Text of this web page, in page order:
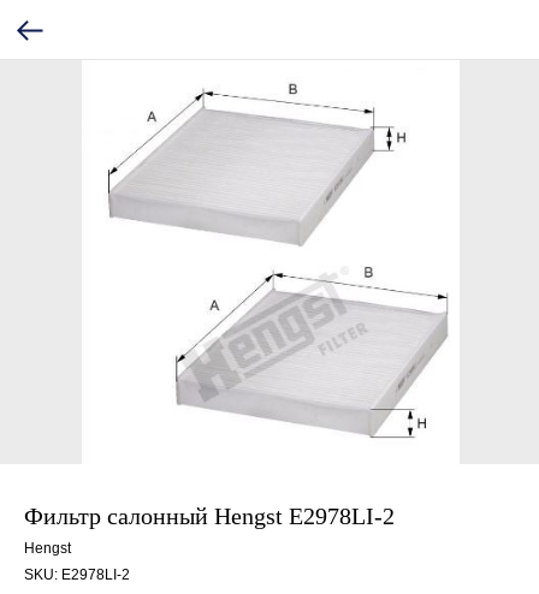
Фильтр салонный Hengst E2978LI-2
Hengst
SKU: E2978LI-2